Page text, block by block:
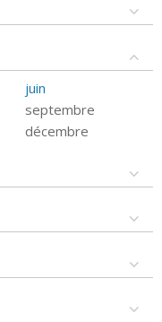
juin
septembre
décembre